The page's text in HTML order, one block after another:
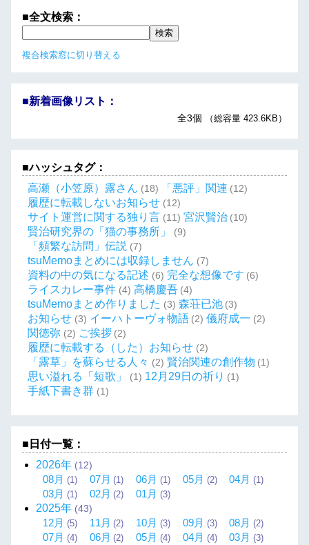
■全文検索：
複合検索窓に切り替える
■新着画像リスト：
全3個 （総容量 423.6KB）
■ハッシュタグ：
高瀬（小笠原）露さん (18) 「悪評」関連 (12)
履歴に転載しないお知らせ (12)
サイト運営に関する独り言 (11) 宮沢賢治 (10)
賢治研究界の「猫の事務所」 (9)
「頻繁な訪問」伝説 (7)
tsuMemoまとめには収録しません (7)
資料の中の気になる記述 (6) 完全な想像です (6)
ライスカレー事件 (4) 高橋慶吾 (4)
tsuMemoまとめ作りました (3) 森荘已池 (3)
お知らせ (3) イーハトーヴォ物語 (2) 儀府成一 (2)
関徳弥 (2) ご挨拶 (2)
履歴に転載する（した）お知らせ (2)
「露草」を蘇らせる人々 (2) 賢治関連の創作物 (1)
思い溢れる「短歌」 (1) 12月29日の祈り (1)
手紙下書き群 (1)
■日付一覧：
2026年 (12)
08月 (1) 07月 (1) 06月 (1) 05月 (2) 04月 (1)
03月 (1) 02月 (2) 01 月 (3)
2025年 (43)
12月 (5) 11 月 (2) 10月 (3) 09月 (3) 08月 (2)
07月 (4) 06月 (2) 05月 (4) 04月 (4) 03月 (3)